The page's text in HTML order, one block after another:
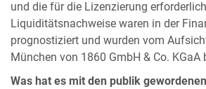
und die für die Lizenzierung
Liquiditätsnachweise waren in der
prognostiziert und wurden vom
München von 1860 GmbH & Co. KGaA
Was hat es mit den publik